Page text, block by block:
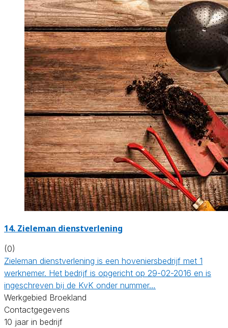
14. Zieleman dienstverlening
(0)
Zieleman dienstverlening is een hoveniersbedrijf met 1
werknemer. Het bedrijf is opgericht op 29-02-2016 en is
ingeschreven bij de KvK onder nummer…
Werkgebied Broekland
Contactgegevens
10 jaar in bedrijf